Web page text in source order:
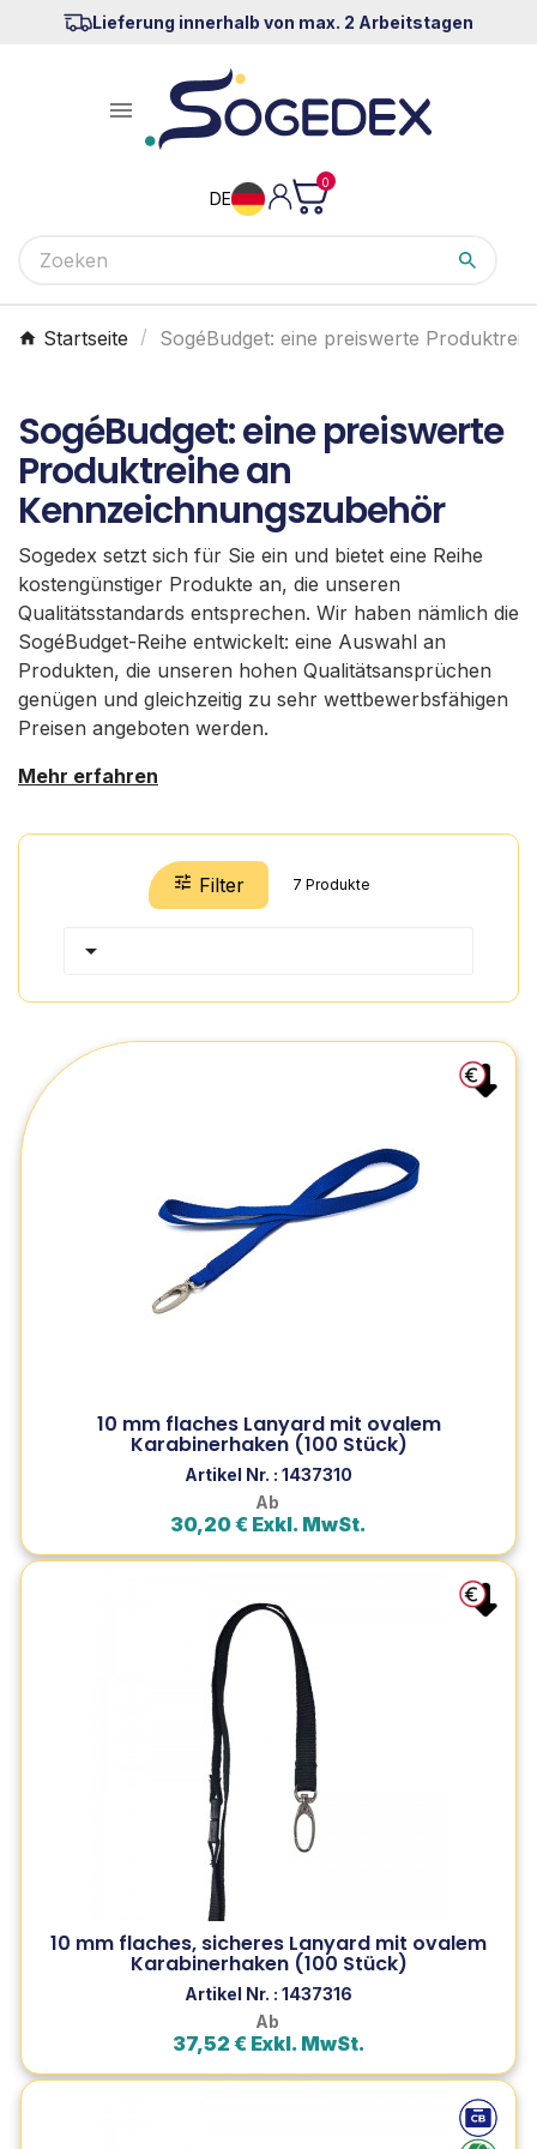
Lieferung innerhalb von max. 2 Arbeitstagen

DE
0
Startseite SogéBudget: eine preiswerte
SogéBudget: eine preiswerte
Produktreihe an
Kennzeichnungszubehör
Sogedex setzt sich für Sie ein und bietet eine Reihe
kostengünstiger Produkte an, die unseren
Qualitätsstandards entsprechen. Wir haben nämlich die
SogéBudget-Reihe entwickelt: eine Auswahl an
Produkten, die unseren hohen Qualitätsansprüchen
genügen und gleichzeitig zu sehr wettbewerbsfähigen
Preisen angeboten werden.
Mehr erfahren
 Filter 7 Produkte

Schlüsselband mit ovalem Karabinerhaken um Ihre
Ausweise immer griffbereit zu haben. Praktisch,
ergonomisch und preisgünstig. Aus der SogéBudget-
10 mm flaches Lanyard mit ovalem
Karabinerhaken (100 Stück)
Artikel Nr. : 1437310
Ab
30,20 € Exkl. MwSt.
Zum Produkt
In den Warenkorb
10 mm flaches, sicheres Lanyard mit ovalem
Karabinerhaken (100...
Sicheres Schlüsselband mit Anti-Strangulierungs-System
und ovalem Karabinerhaken zum einfachen Befestigen
Ihres Ausweises. Praktisch, ergonomisch und sicher.
10 mm flaches, sicheres Lanyard mit ovalem
Karabinerhaken (100 Stück)
Artikel Nr. : 1437316
Ab
37,52 € Exkl. MwSt.
Zum Produkt
In den Warenkorb